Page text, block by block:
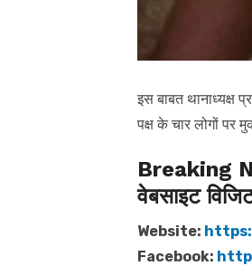
इस बाबत थानाध्यक्ष
पक्ष के चार लोगों पर
Breaking
वेबसाइट
Website:
Facebook: